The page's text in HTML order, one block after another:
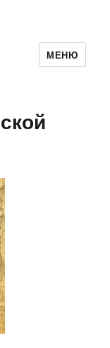
МЕНЮ